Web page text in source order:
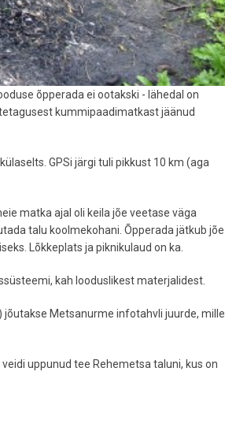
õpperada ei ootakski - lähedal on
kummipaadimatkast jäänud
GPSi järgi tuli pikkust 10 km (aga
matka ajal oli keila jõe veetase väga
talu koolmekohani. Õpperada jätkub jõe
Lõkkeplats ja piknikulaud on ka.
kah looduslikest materjalidest.
Metsanurme infotahvli juurde, mille
uppunud tee Rehemetsa taluni, kus on